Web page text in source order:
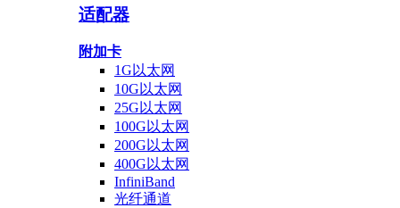
适配器
附加卡
1G以太网
10G以太网
25G以太网
100G以太网
200G以太网
400G以太网
InfiniBand
光纤通道